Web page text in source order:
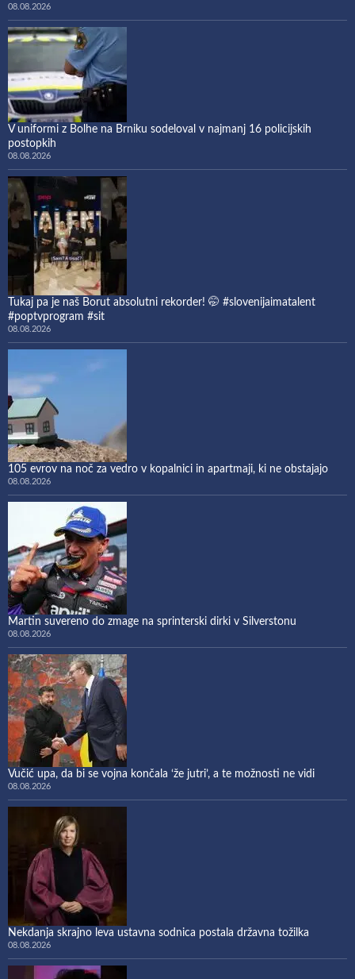
08.08.2026
V uniformi z Bolhe na Brniku sodeloval v najmanj 16 policijskih
postopkih
08.08.2026
Tukaj pa je naš Borut absolutni rekorder! 🤭 #slovenijaimatalent
#poptvprogram #sit
08.08.2026
105 evrov na noč za vedro v kopalnici in apartmaji, ki ne obstajajo
08.08.2026
Martin suvereno do zmage na sprinterski dirki v Silverstonu
08.08.2026
Vučić upa, da bi se vojna končala ‘že jutri’, a te možnosti ne vidi
08.08.2026
Nekdanja skrajno leva ustavna sodnica postala državna tožilka
08.08.2026